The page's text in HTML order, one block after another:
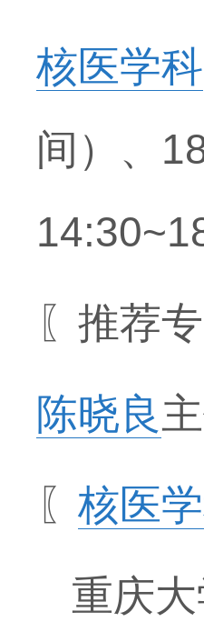
核医学科
间）、
〖推荐专
陈晓良
〖 核医
重庆大